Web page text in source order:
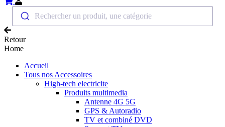
Rechercher un produit, une catégorie
Retour
Home
Accueil
Tous nos Accessoires
High-tech electricite
Produits multimedia
Antenne 4G 5G
GPS & Autoradio
TV et combiné DVD